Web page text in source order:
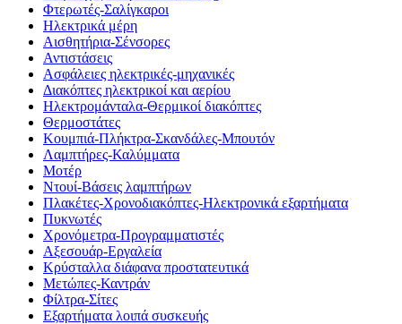
Φτερωτές-Σαλίγκαροι
Ηλεκτρικά μέρη
Αισθητήρια-Σένσορες
Αντιστάσεις
Ασφάλειες ηλεκτρικές-μηχανικές
Διακόπτες ηλεκτρικοί και αερίου
Ηλεκτρομάνταλα-Θερμικοί διακόπτες
Θερμοστάτες
Κουμπιά-Πλήκτρα-Σκανδάλες-Μπουτόν
Λαμπτήρες-Καλύμματα
Μοτέρ
Ντουί-Βάσεις λαμπτήρων
Πλακέτες-Χρονοδιακόπτες-Ηλεκτρονικά εξαρτήματα
Πυκνωτές
Χρονόμετρα-Προγραμματιστές
Αξεσουάρ-Εργαλεία
Κρύσταλλα διάφανα προστατευτικά
Μετώπες-Καντράν
Φίλτρα-Σίτες
Εξαρτήματα λοιπά συσκευής